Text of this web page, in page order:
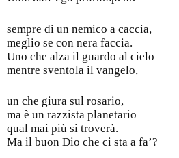
sempre di un nemico a caccia,
meglio se con nera faccia.
Uno che alza il guardo al cielo
mentre sventola il vangelo,
un che giura sul rosario,
ma è un razzista planetario
qual mai più si troverà.
Ma il buon Dio che ci sta a fa’?